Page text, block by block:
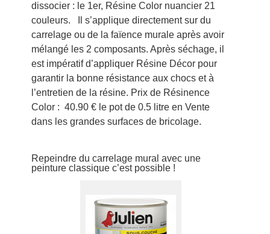
dissocier : le 1er, Résine Color nuancier 21
couleurs. Il s’applique directement sur du
carrelage ou de la faïence murale après avoir
mélangé les 2 composants. Après séchage, il
est impératif d’appliquer Résine Décor pour
garantir la bonne résistance aux chocs et à
l’entretien de la résine. Prix de Résinence
Color : 40.90 € le pot de 0.5 litre en Vente
dans les grandes surfaces de bricolage.
Repeindre du carrelage mural avec une
peinture classique c’est possible !